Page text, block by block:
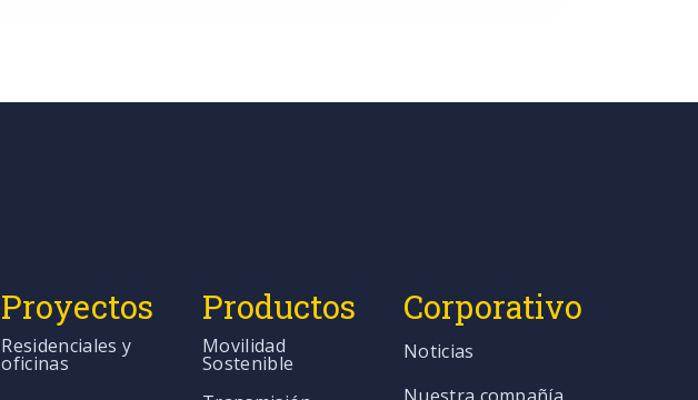
Proyectos
Residenciales y
oficinas
Productos
Movilidad
Sostenible
Corporativo
Noticias